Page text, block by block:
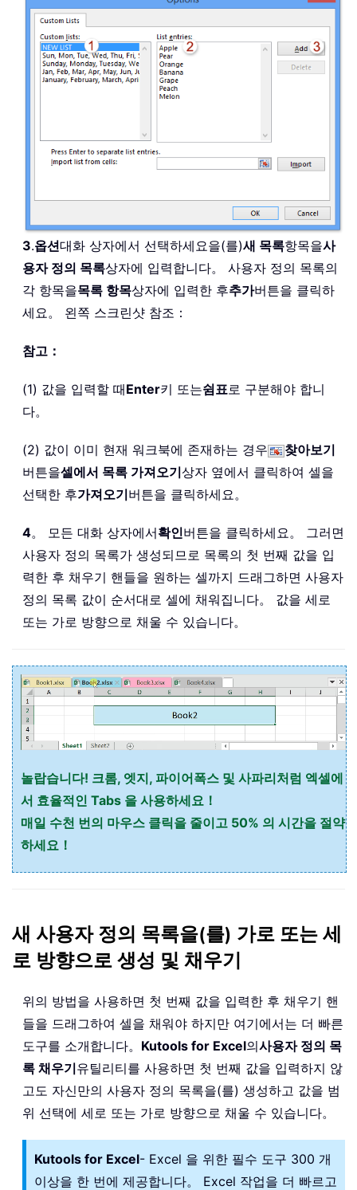
3.옵션대화 상자에서 선택하세요을(를)새 목록항목을사
용자 정의 목록상자에 입력합니다。 사용자 정의 목록의
각 항목을목록 항목상자에 입력한 후추가버튼을 클릭하
세요。 왼쪽 스크린샷 참조：
참고：
(1) 값을 입력할 때Enter키 또는쉼표로 구분해야 합니
다。
(2) 값이 이미 현재 워크북에 존재하는 경우
찾아보기
버튼을셀에서 목록 가져오기상자 옆에서 클릭하여 셀을
선택한 후가져오기버튼을 클릭하세요。
4。 모든 대화 상자에서확인버튼을 클릭하세요。 그러면
사용자 정의 목록가 생성되므로 목록의 첫 번째 값을 입
력한 후 채우기 핸들을 원하는 셀까지 드래그하면 사용자
정의 목록 값이 순서대로 셀에 채워집니다。 값을 세로
또는 가로 방향으로 채울 수 있습니다。
놀랍습니다! 크롬, 엣지, 파이어폭스 및 사파리처럼 엑셀에
서 효율적인 Tabs 을 사용하세요！
매일 수천 번의 마우스 클릭을 줄이고 50% 의 시간을 절약
하세요！
새 사용자 정의 목록을(를) 가로 또는 세
로 방향으로 생성 및 채우기
위의 방법을 사용하면 첫 번째 값을 입력한 후 채우기 핸
들을 드래그하여 셀을 채워야 하지만 여기에서는 더 빠른
도구를 소개합니다。 Kutools for Excel의사용자 정의 목
록 채우기유틸리티를 사용하면 첫 번째 값을 입력하지 않
고도 자신만의 사용자 정의 목록을(를) 생성하고 값을 범
위 선택에 세로 또는 가로 방향으로 채울 수 있습니다。
Kutools for Excel- Excel 을 위한 필수 도구 300 개
이상을 한 번에 제공합니다。 Excel 작업을 더 빠르고